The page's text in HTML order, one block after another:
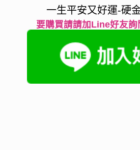
一生平安又好運-硬
要購買請請加Line好友詢